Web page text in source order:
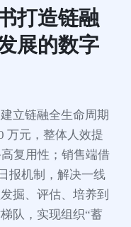
打造链融
展的数字
立链融全生命周期
万元，整体人效提
复用性；销售端借
报机制，解决一线
掘、评估、培养到
队，实现组织“蓄